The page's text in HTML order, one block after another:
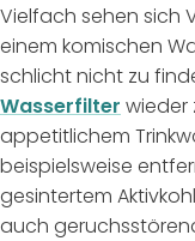
Vielfach sehen sich
einem komischen
schlicht nicht zu
Wasserfilter wieder
appetitlichem
beispielsweise
gesintertem
auch